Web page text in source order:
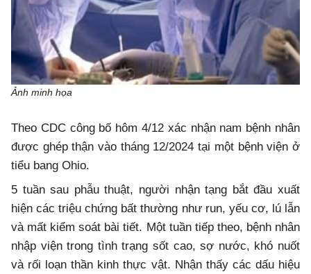
Ảnh minh họa
Theo CDC công bố hôm 4/12 xác nhận nam bệnh nhân
được ghép thận vào tháng 12/2024 tại một bệnh viện ở
tiểu bang Ohio.
5 tuần sau phẫu thuật, người nhận tạng bắt đầu xuất
hiện các triệu chứng bất thường như run, yếu cơ, lú lẫn
và mất kiểm soát bài tiết. Một tuần tiếp theo, bệnh nhân
nhập viện trong tình trạng sốt cao, sợ nước, khó nuốt
và rối loạn thần kinh thực vật. Nhận thấy các dấu hiệu